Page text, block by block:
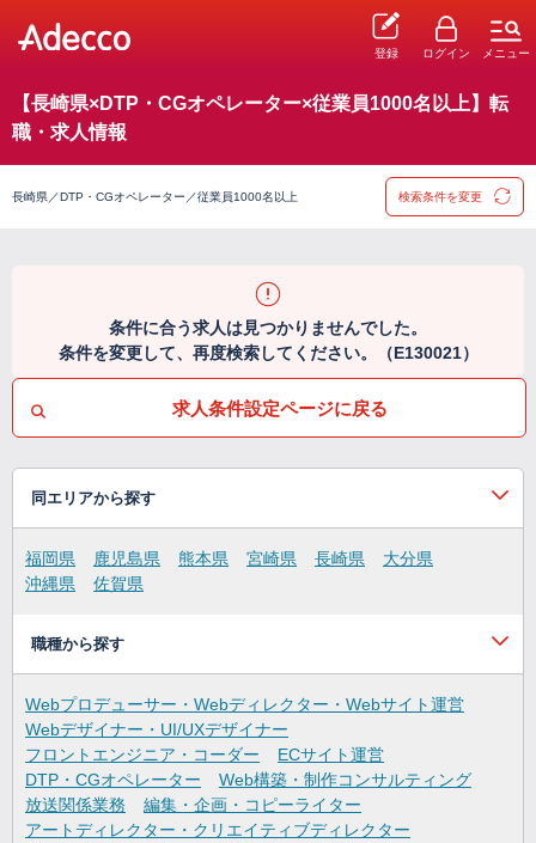
登録 ログイン メニュー
【長崎県×DTP・CGオペレーター×従業員1000名以上】転
職・求人情報
長崎県／DTP・CGオペレーター／従業員1000名以上 検索条件を変更
条件に合う求人は見つかりませんでした。
条件を変更して、再度検索してください。（E130021）
求人条件設定ページに戻る
同エリアから探す
福岡県 鹿児島県 熊本県 宮崎県 長崎県
大分県
沖縄県
佐賀県
職種から探す
Webプロデューサー・Webディレクター・Webサイト運営
Webデザイナー・UI/UXデザイナー
フロントエンジニア・コーダー
ECサイト運営
DTP・CGオペレーター
Web構築・制作コンサルティング
放送関係業務
編集・企画・コピーライター
アートディレクター・クリエイティブディレクター